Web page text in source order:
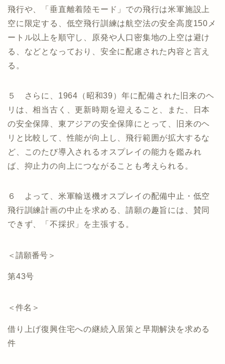
飛行や、「垂直離着陸モード」での飛行は米軍施設上
空に限定する、低空飛行訓練は航空法の安全高度150メ
ートル以上を順守し、原発や人口密集地の上空は避け
る、などとなっており、安全に配慮された内容と言え
る。
５ さらに、1964（昭和39）年に配備された旧来のヘ
リは、相当古く、更新時期を迎えること、また、日本
の安全保障、東アジアの安全保障にとって、旧来のヘ
リと比較して、性能が向上し、飛行範囲が拡大するな
ど、このたび導入されるオスプレイの能力を鑑みれ
ば、抑止力の向上につながることも考えられる。
６ よって、米軍輸送機オスプレイの配備中止・低空
飛行訓練計画の中止を求める、請願の趣旨には、賛同
できず、「不採択」を主張する。
＜請願番号＞
第43号
＜件名＞
借り上げ復興住宅への継続入居策と早期解決を求める
件